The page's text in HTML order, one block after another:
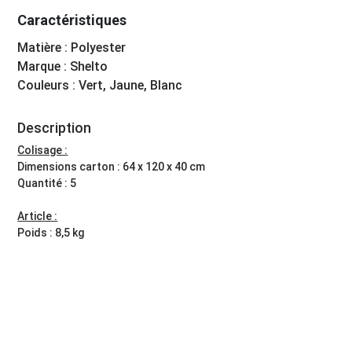
Caractéristiques
Matière : Polyester
Marque : Shelto
Couleurs : Vert, Jaune, Blanc
Description
Colisage :
Dimensions carton : 64 x 120 x 40 cm
Quantité : 5
Article :
Poids : 8,5 kg